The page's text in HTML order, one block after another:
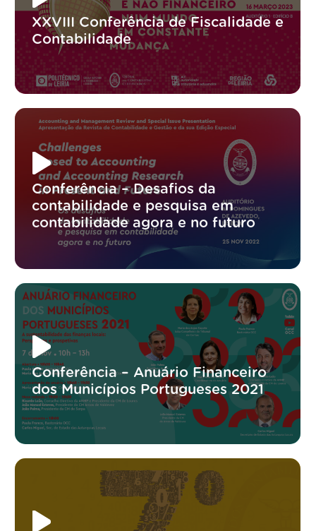
XXVIII Conferência de Fiscalidade e
Contabilidade
Conferência – Desafios da
contabilidade e pesquisa em
contabilidade agora e no futuro
Conferência – Anuário Financeiro
dos Municípios Portugueses 2021